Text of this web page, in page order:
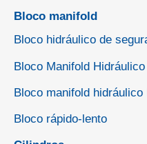
Bloco manifold
Bloco hidráulico de
Bloco Manifold Hidráulico
Bloco manifold hidráulico
Bloco rápido-lento